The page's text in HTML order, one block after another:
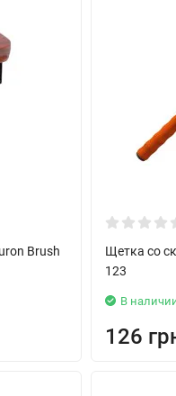
Brush
Щетка со
123
В
126